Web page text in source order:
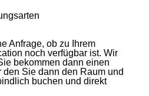
Anfrage, ob zu Ihrem
noch verfügbar ist. Wir
bekommen dann einen
den Sie dann den Raum und
buchen und direkt